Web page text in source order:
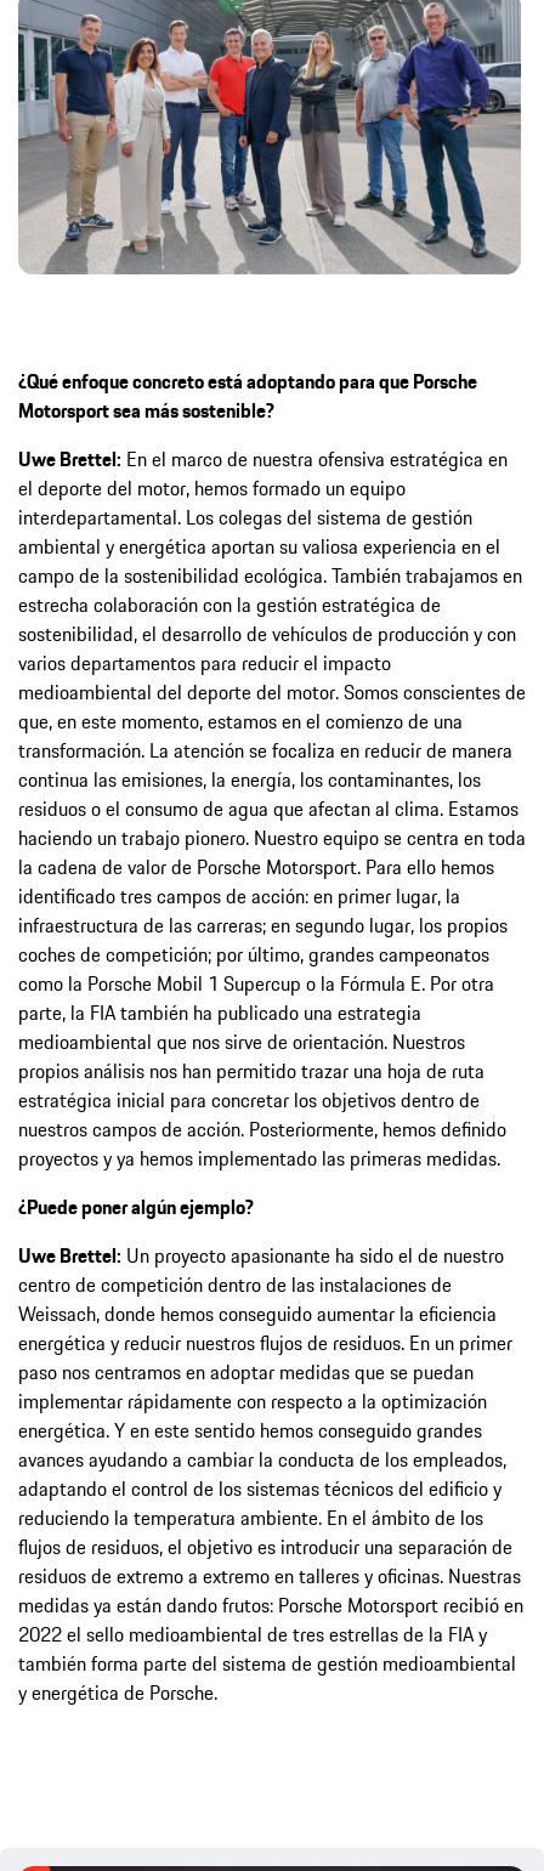
¿Qué enfoque concreto está adoptando para que Porsche
Motorsport sea más sostenible?
Uwe Brettel: En el marco de nuestra ofensiva estratégica en
el deporte del motor, hemos formado un equipo
interdepartamental. Los colegas del sistema de gestión
ambiental y energética aportan su valiosa experiencia en el
campo de la sostenibilidad ecológica. También trabajamos en
estrecha colaboración con la gestión estratégica de
sostenibilidad, el desarrollo de vehículos de producción y con
varios departamentos para reducir el impacto
medioambiental del deporte del motor. Somos conscientes de
que, en este momento, estamos en el comienzo de una
transformación. La atención se focaliza en reducir de manera
continua las emisiones, la energía, los contaminantes, los
residuos o el consumo de agua que afectan al clima. Estamos
haciendo un trabajo pionero. Nuestro equipo se centra en toda
la cadena de valor de Porsche Motorsport. Para ello hemos
identificado tres campos de acción: en primer lugar, la
infraestructura de las carreras; en segundo lugar, los propios
coches de competición; por último, grandes campeonatos
como la Porsche Mobil 1 Supercup o la Fórmula E. Por otra
parte, la FIA también ha publicado una estrategia
medioambiental que nos sirve de orientación. Nuestros
propios análisis nos han permitido trazar una hoja de ruta
estratégica inicial para concretar los objetivos dentro de
nuestros campos de acción. Posteriormente, hemos definido
proyectos y ya hemos implementado las primeras medidas.
¿Puede poner algún ejemplo?
Uwe Brettel: Un proyecto apasionante ha sido el de nuestro
centro de competición dentro de las instalaciones de
Weissach, donde hemos conseguido aumentar la eficiencia
energética y reducir nuestros flujos de residuos. En un primer
paso nos centramos en adoptar medidas que se puedan
implementar rápidamente con respecto a la optimización
energética. Y en este sentido hemos conseguido grandes
avances ayudando a cambiar la conducta de los empleados,
adaptando el control de los sistemas técnicos del edificio y
reduciendo la temperatura ambiente. En el ámbito de los
flujos de residuos, el objetivo es introducir una separación de
residuos de extremo a extremo en talleres y oficinas. Nuestras
medidas ya están dando frutos: Porsche Motorsport recibió en
2022 el sello medioambiental de tres estrellas de la FIA y
también forma parte del sistema de gestión medioambiental
y energética de Porsche.